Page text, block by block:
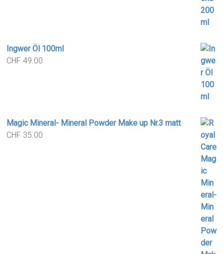
Ingwer Öl 100ml
CHF 49.00
Magic Mineral- Mineral Powder Make up Nr.3 matt
CHF 35.00